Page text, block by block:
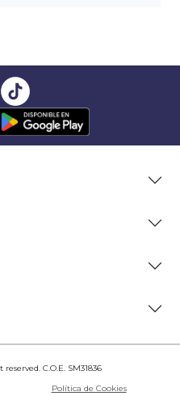
C.O.E. SM31836
Política de Cookies